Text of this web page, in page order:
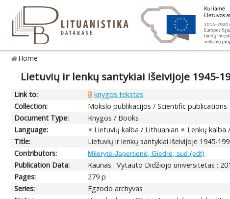
Home
Lietuvių ir lenkų santykiai išeivijoje 1945-
Link to:
knygos tekstas
Collection:
Mokslo publikacijos / Scientific publications
Document Type:
Knygos / Books
Language:
Lietuvių kalba / Lithuanian Lenkų kalba
Title:
Lietuvių ir lenkų santykiai išeivijoje 1945-
Contributors:
Milerytė-Japertienė, Giedrė, sud (edt)
Publication Data:
Kaunas : Vytauto Didžiojo universitetas ;
Pages:
279 p
Series:
Egzodo archyvas